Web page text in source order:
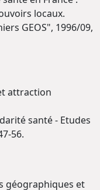
locaux.
GEOS", 1996/09,
attraction
santé - Etudes
56.
géographiques et